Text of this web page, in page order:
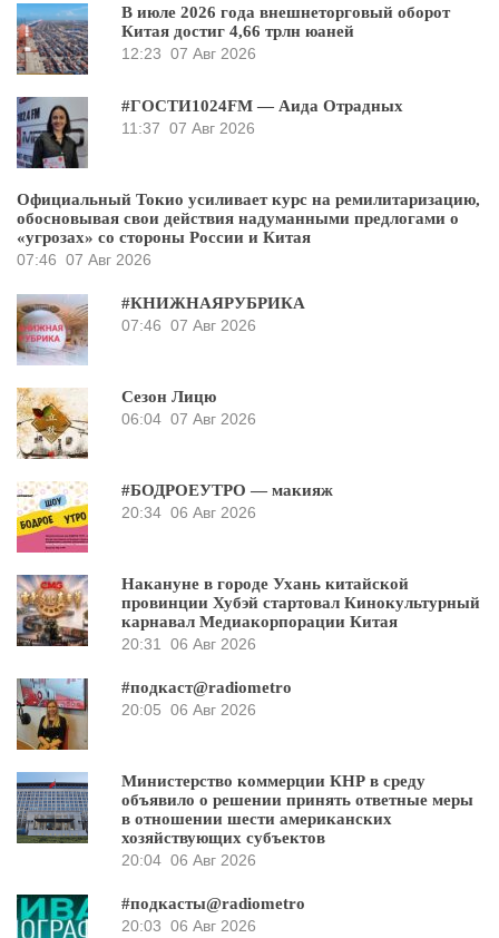
В июле 2026 года внешнеторговый оборот
Китая достиг 4,66 трлн юаней
12:23 07 Авг 2026
#ГОСТИ1024FM — Аида Отрадных
11:37 07 Авг 2026
Официальный Токио усиливает курс на ремилитаризацию,
обосновывая свои действия надуманными предлогами о
«угрозах» со стороны России и Китая
07:46 07 Авг 2026
#КНИЖНАЯРУБРИКА
07:46 07 Авг 2026
Сезон Лицю
06:04 07 Авг 2026
#БОДРОЕУТРО — макияж
20:34 06 Авг 2026
Накануне в городе Ухань китайской
провинции Хубэй стартовал Кинокультурный
карнавал Медиакорпорации Китая
20:31
06 Авг 2026
#подкаст@radiometro
20:05 06 Авг 2026
Министерство коммерции КНР в среду
объявило о решении принять ответные меры
в отношении шести американских
хозяйствующих субъектов
20:04 06 Авг 2026
#подкасты@radiometro
20:03 06 Авг 2026